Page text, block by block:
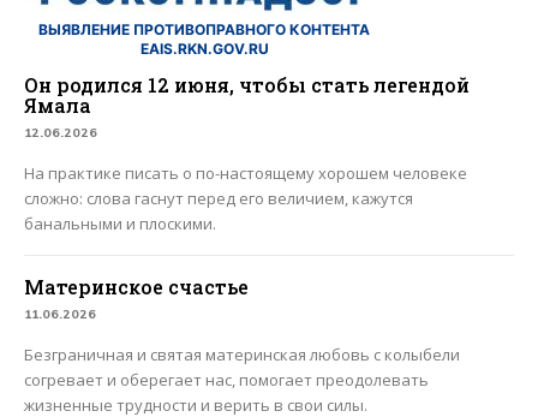
ВЫЯВЛЕНИЕ ПРОТИВОПРАВНОГО КОНТЕНТА
EAIS.RKN.GOV.RU
Он родился 12 июня, чтобы стать легендой
Ямала
12.06.2026
На практике писать о по-настоящему хорошем человеке
сложно: слова гаснут перед его величием, кажутся
банальными и плоскими.
Материнское счастье
11.06.2026
Безграничная и святая материнская любовь с колыбели
согревает и оберегает нас, помогает преодолевать
жизненные трудности и верить в свои силы.